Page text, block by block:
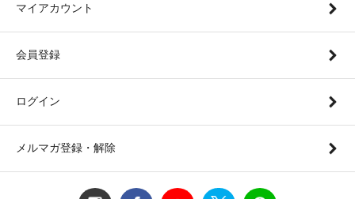
マイアカウント
会員登録
ログイン
メルマガ登録・解除